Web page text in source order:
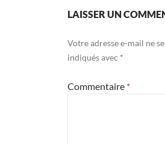
LAISSER UN
Votre adresse e-mail ne
indiqués avec *
Commentaire *